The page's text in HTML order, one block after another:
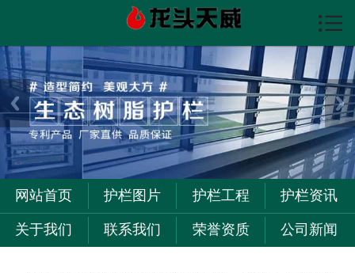

护栏图片
护栏资讯
护栏工程
关于我们
联系我们

网站首页 护栏图片 护栏工程 护栏资讯
关于我们 联系我们 荣誉资质 公司新闻